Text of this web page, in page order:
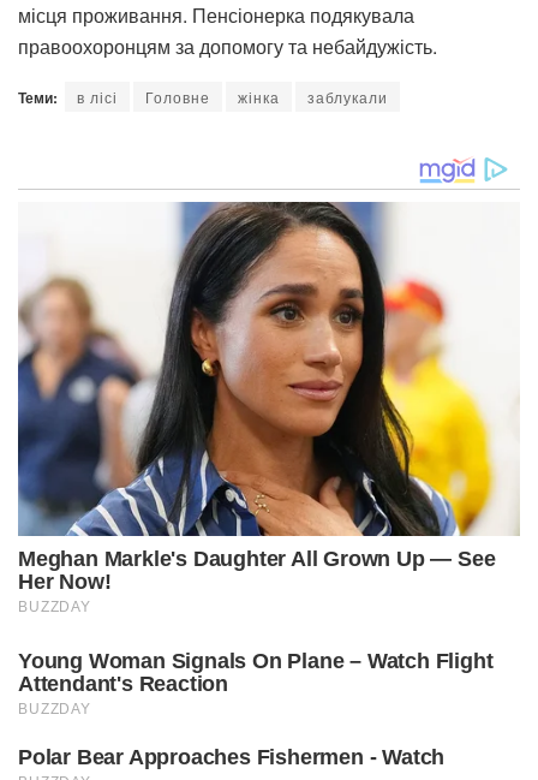
місця проживання. Пенсіонерка подякувала
правоохоронцям за допомогу та небайдужість.
Теми: в лісі Головне жінка заблукали